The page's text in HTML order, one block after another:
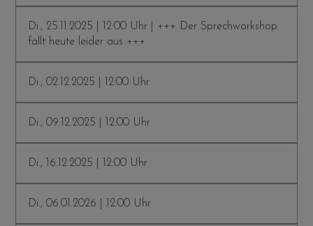
Di., 25.11.2025 | 12:00 Uhr | +++ Der Sprechworkshop
fällt heute leider aus +++
Di., 02.12.2025 | 12:00 Uhr
Di., 09.12.2025 | 12:00 Uhr
Di., 16.12.2025 | 12:00 Uhr
Di., 06.01.2026 | 12:00 Uhr